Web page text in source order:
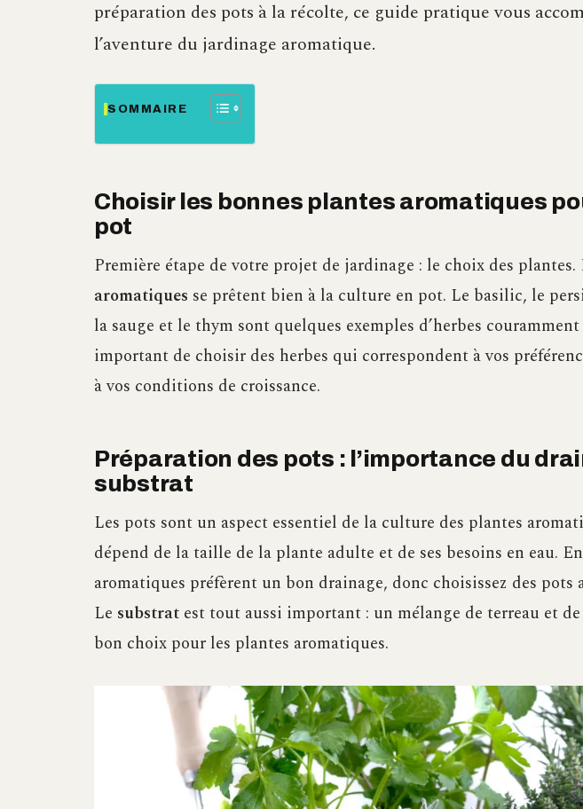
préparation des pots à la récolte, ce guide pratique vous
l’aventure du jardinage aromatique.
SOMMAIRE
Choisir les bonnes plantes aromatiques
pot
Première étape de votre projet de jardinage : le choix des plantes.
aromatiques se prêtent bien à la culture en pot. Le basilic, le
la sauge et le thym sont quelques exemples d’herbes
important de choisir des herbes qui correspondent à vos
à vos conditions de croissance.
Préparation des pots : l’importance du
substrat
Les pots sont un aspect essentiel de la culture des plantes
dépend de la taille de la plante adulte et de ses besoins en eau.
aromatiques préfèrent un bon drainage, donc choisissez des pots
Le substrat est tout aussi important : un mélange de terreau et
bon choix pour les plantes aromatiques.